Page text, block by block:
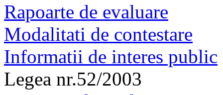
Rapoarte de evaluare
Modalitati de contestare
Informatii de interes public
Legea nr.52/2003